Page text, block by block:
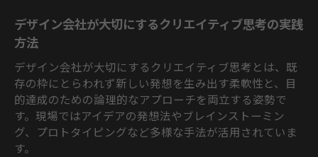
デザイン会社が大切にするクリエイティブ思考の実践
方法
デザイン会社が大切にするクリエイティブ思考とは、既
存の枠にとらわれず新しい発想を生み出す柔軟性と、目
的達成のための論理的なアプローチを両立する姿勢で
す。現場ではアイデアの発想法やブレインストーミン
グ、プロトタイピングなど多様な手法が活用されていま
す。